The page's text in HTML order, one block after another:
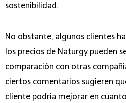
sostenibilidad.
No obstante, algunos clientes
los precios de Naturgy pueden
comparación con otras
ciertos comentarios sugieren
cliente podría mejorar en